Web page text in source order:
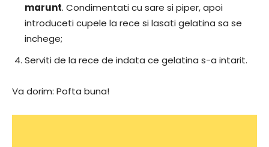
marunt. Condimentati cu sare si piper, apoi
introduceti cupele la rece si lasati gelatina sa se
inchege;
Serviti de la rece de indata ce gelatina s-a intarit.
Va dorim: Pofta buna!